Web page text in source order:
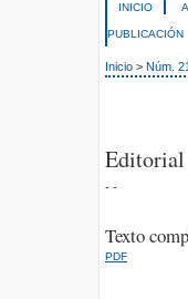
INICIO
PUBLICACIÓN
Inicio > Núm.
Editorial
- -
Texto
PDF